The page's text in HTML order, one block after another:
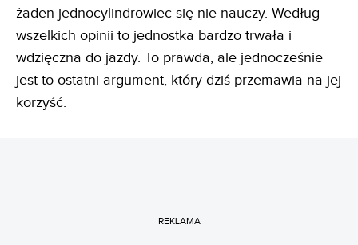
żaden jednocylindrowiec się nie nauczy. Według
wszelkich opinii to jednostka bardzo trwała i
wdzięczna do jazdy. To prawda, ale jednocześnie
jest to ostatni argument, który dziś przemawia na jej
korzyść.
REKLAMA